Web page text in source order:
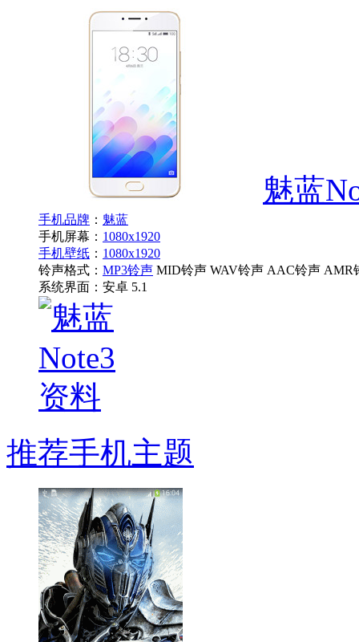
魅蓝
手机品牌 ： 魅蓝
手机屏幕： 1080x1920
手机壁纸 ： 1080x1920
铃声格式： MP3铃声 MID铃声 WAV铃声 AAC铃声 AMR
系统界面： 安卓 5.1
推荐手机主题